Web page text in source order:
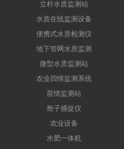
立杆水质监测站
水质在线监测设备
便携式水质检测仪
地下管网水质监测
微型水质监测站
农业四情监测系统
苗情监测站
孢子捕捉仪
农业设备
水肥一体机